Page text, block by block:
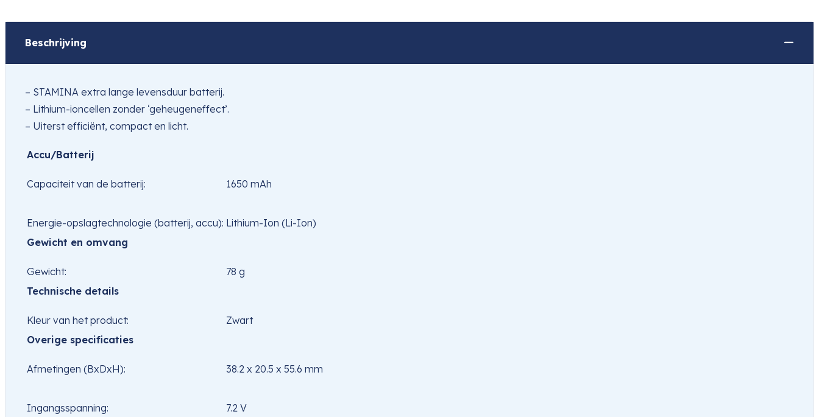
Beschrijving
– STAMINA extra lange levensduur batterij.
– Lithium-ioncellen zonder ‘geheugeneffect’.
– Uiterst efficiënt, compact en licht.
Accu/Batterij
Capaciteit van de batterij: 1650 mAh
Energie-opslagtechnologie (batterij, accu): Lithium-Ion (Li-Ion)
Gewicht en omvang
Gewicht:
78 g
Technische details
Kleur van het product:
Zwart
Overige specificaties
Afmetingen (BxDxH): 38.2 x 20.5 x 55.6 mm
Ingangsspanning: 7.2 V